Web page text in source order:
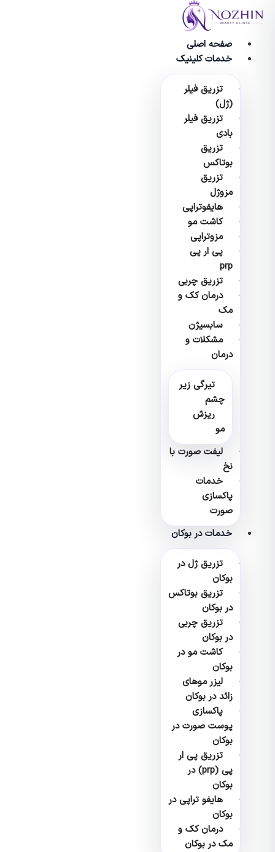
صفحه اصلی
خدمات کلینیک
تزریق فیلر
(ژل)
تزریق فیلر
بادی
تزریق
بوتاکس
تزریق
مزوژل
هایفوتراپی
کاشت مو
مزوتراپی
پی ار پی
تزریق چربی
درمان کک و
مک
سابسیژن
مشکلات و
درمان
تیرگی زیر
چشم
ریزش
لیفت صورت با
خدمات
پاکسازی
صورت
خدمات در بوکان
تزریق ژل در
بوکان
تزریق بوتاکس
در بوکان
تزریق چربی
در بوکان
کاشت مو در
بوکان
لیزر موهای
زائد در بوکان
پاکسازی
پوست صورت در
بوکان
تزریق پی ار
پی (prp) در
بوکان
هایفو تراپی در
بوکان
درمان کک و
مک در بوکان